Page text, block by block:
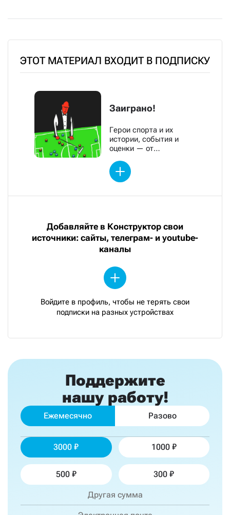
ЭТОТ МАТЕРИАЛ ВХОДИТ В ПОДПИСКУ
Заиграно!
Герои спорта и их
истории, события и
оценки — от
Добавляйте в Конструктор свои
источники: сайты, телеграм- и youtube-
каналы
Войдите в профиль, чтобы не терять свои
подписки на разных устройствах
Поддержите
нашу работу!
Ежемесячно Разово
3000 1000
500 300